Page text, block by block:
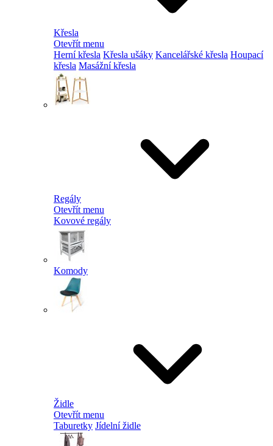
Křesla
Otevřít menu
Herní křesla Křesla ušáky Kancelářské křesla Houpací
křesla Masážní křesla
Regály
Otevřít menu
Kovové regály
Komody
Židle
Otevřít menu
Taburetky Jídelní židle